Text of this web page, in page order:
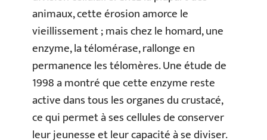
animaux, cette érosion amorce le
vieillissement ; mais chez le homard, une
enzyme, la télomérase, rallonge en
permanence les télomères. Une étude de
1998 a montré que cette enzyme reste
active dans tous les organes du crustacé,
ce qui permet à ses cellules de conserver
leur jeunesse et leur capacité à se diviser.